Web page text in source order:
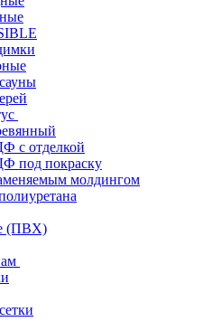
с отделкой
под покраску
молдингом
(ПВХ)